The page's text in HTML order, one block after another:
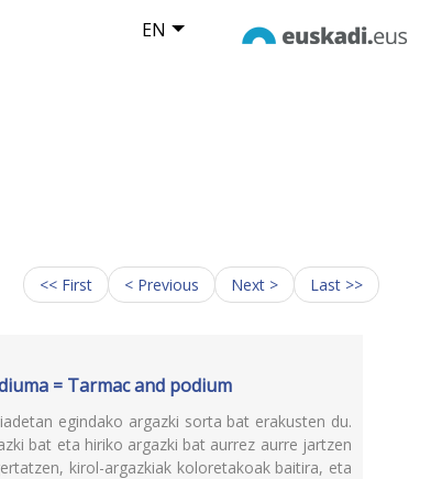
EN
<< First < Previous Next > Last >>
= Tarmac and podium
egindako argazki sorta bat erakusten du.
bat eta hiriko argazki bat aurrez aurre jartzen
kirol-argazkiak koloretakoak baitira, eta